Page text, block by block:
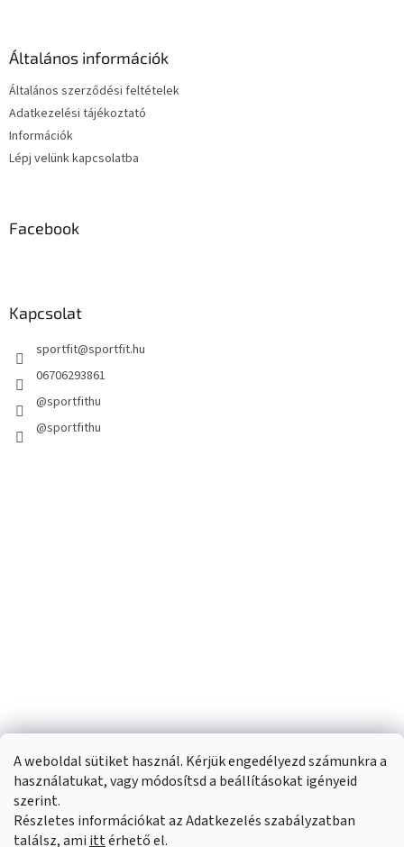
A weboldal sütiket használ. Kérjük engedélyezd számunkra a
használatukat, vagy módosítsd a beállításokat igényeid
szerint.
Részletes információkat az Adatkezelés szabályzatban
találsz, ami ittérhető el.
Általános információk
Általános szerződési feltételek
Adatkezelési tájékoztató
Információk
Lépj velünk kapcsolatba
Facebook
Kapcsolat
sportfit@sportfit.hu
06706293861
@sportfithu
@sportfithu
Shoptet készítette